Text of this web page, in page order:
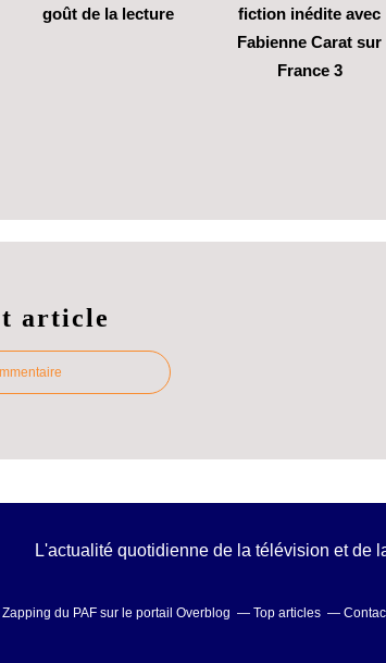
goût de la lecture
fiction inédite avec
Fabienne Carat sur
France 3
article
L'actualité quotidienne de la télévision et de
Zapping du PAFsur le portail Overblog Top articles